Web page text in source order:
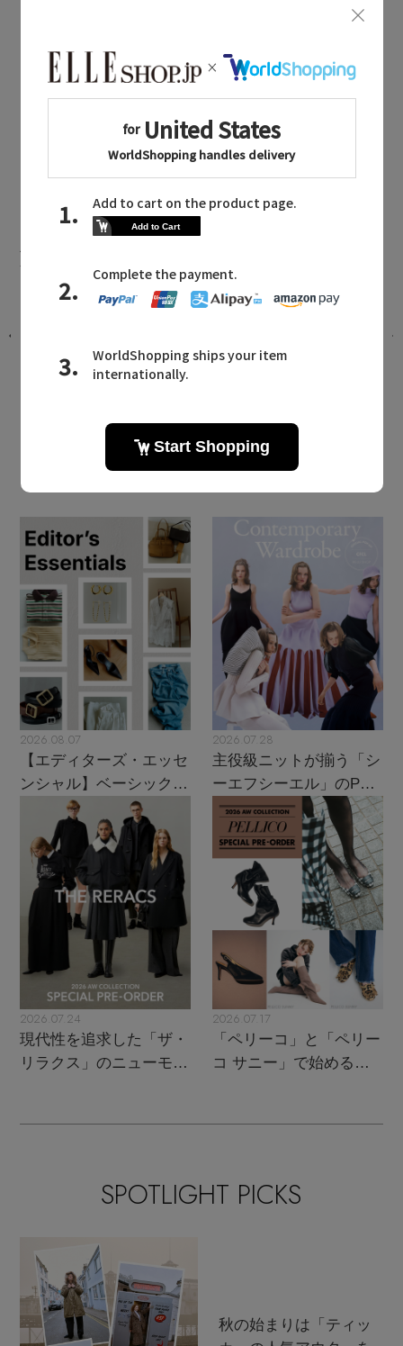
BEIGE， NEWS
ベイジ，に関連するニュース
2026.06.24 UP
LATEST TOPICS
2026.08.07
【エディターズ・エッセ
ンシャル】ベーシックと
トレンドが交差する16の
2026.07.28
主役級ニットが揃う「シ
ーエフシーエル」のPOP
UPがスタート
2026.07.24
現代性を追求した「ザ・
リラクス」のニューモダ
2026.07.17
「ペリーコ」と「ペリー
コ サニー」で始める秋
SPOTLIGHT PICKS
秋の始まりは「ティッ